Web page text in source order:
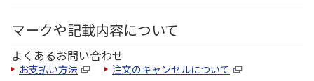
マークや記載内容について
よくあるお問い合わせ
お支払い方法 注文のキャンセルについて